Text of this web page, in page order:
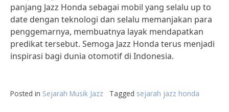
panjang Jazz Honda sebagai mobil yang selalu up to
date dengan teknologi dan selalu memanjakan para
penggemarnya, membuatnya layak mendapatkan
predikat tersebut. Semoga Jazz Honda terus menjadi
inspirasi bagi dunia otomotif di Indonesia.
Posted in Sejarah Musik Jazz Tagged sejarah jazz honda